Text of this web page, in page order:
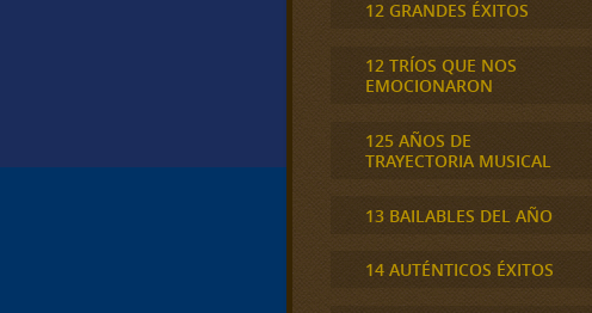
12 GRANDES ÉXITOS
12 TRÍOS QUE NOS
EMOCIONARON
125 AÑOS DE
TRAYECTORIA MUSICAL
13 BAILABLES DEL AÑO
14 AUTÉNTICOS ÉXITOS